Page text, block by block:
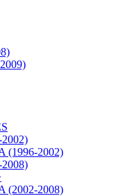
(1996-2002)
(2002-2008)